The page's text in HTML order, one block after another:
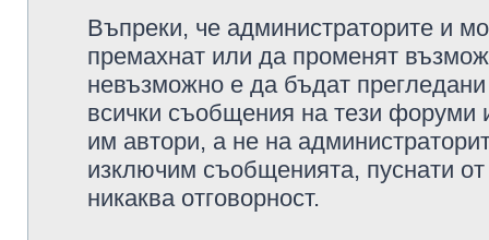
Въпреки, че администраторите и
премахнат или да променят
невъзможно е да бъдат
всички съобщения на тези форуми
им автори, а не на
изключим съобщенията, пуснати
никаква отговорност.